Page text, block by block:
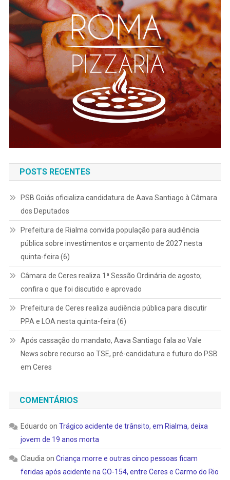
POSTS RECENTES
PSB Goiás oficializa candidatura de Aava Santiago à Câmara
dos Deputados
Prefeitura de Rialma convida população para audiência
pública sobre investimentos e orçamento de 2027 nesta
quinta-feira (6)
Câmara de Ceres realiza 1ª Sessão Ordinária de agosto;
confira o que foi discutido e aprovado
Prefeitura de Ceres realiza audiência pública para discutir
PPA e LOA nesta quinta-feira (6)
Após cassação do mandato, Aava Santiago fala ao Vale
News sobre recurso ao TSE, pré-candidatura e futuro do PSB
em Ceres
COMENTÁRIOS
Eduardo on Trágico acidente de trânsito, em Rialma, deixa
jovem de 19 anos morta
Claudia on Criança morre e outras cinco pessoas ficam
feridas após acidente na GO-154, entre Ceres e Carmo do Rio